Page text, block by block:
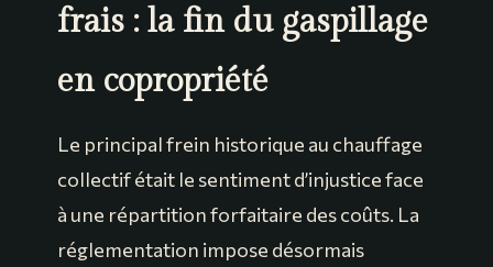
frais : la fin du gaspillage
en copropriété
Le principal frein historique au chauffage
collectif était le sentiment d’injustice face
à une répartition forfaitaire des coûts. La
réglementation impose désormais